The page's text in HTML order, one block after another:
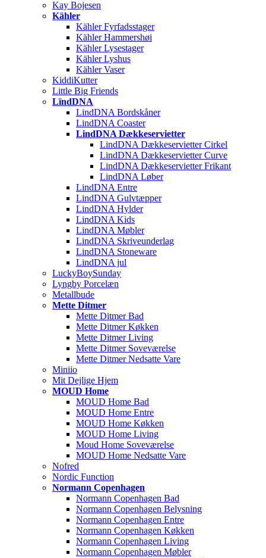
Kay Bojesen
Kähler
Kähler Fyrfadsstager
Kähler Hammershøi
Kähler Lysestager
Kähler Lyshus
Kähler Vaser
KiddiKutter
Little Big Friends
LïndDNA
LindDNA Bordskåner
LindDNA Coaster
LindDNA Dækkeservietter
LindDNA Dækkeservietter Cirkel
LindDNA Dækkeservietter Curve
LindDNA Dækkeservietter Frikant
LindDNA Løber
LindDNA Entre
LindDNA Gulvtæpper
LindDNA Hylder
LindDNA Kids
LindDNA Møbler
LindDNA Skriveunderlag
LindDNA Stoneware
LindDNA jul
LuckyBoySunday
Lyngby Porcelæn
Metallbude
Mette Ditmer
Mette Ditmer Bad
Mette Ditmer Køkken
Mette Ditmer Living
Mette Ditmer Soveværelse
Mette Ditmer Nedsatte Vare
Miniio
Mit Dejlige Hjem
MOUD Home
MOUD Home Bad
MOUD Home Entre
MOUD Home Køkken
MOUD Home Living
Moud Home Soveværelse
MOUD Home Nedsatte Vare
Nofred
Nordic Function
Normann Copenhagen
Normann Copenhagen Bad
Normann Copenhagen Belysning
Normann Copenhagen Entre
Normann Copenhagen Køkken
Normann Copenhagen Living
Normann Copenhagen Møbler